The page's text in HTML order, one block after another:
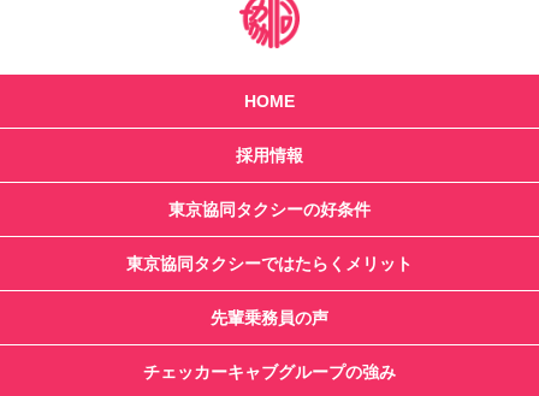
HOME
採用情報
東京協同タクシーの好条件
東京協同タクシーではたらくメリット
先輩乗務員の声
チェッカーキャブグループの強み